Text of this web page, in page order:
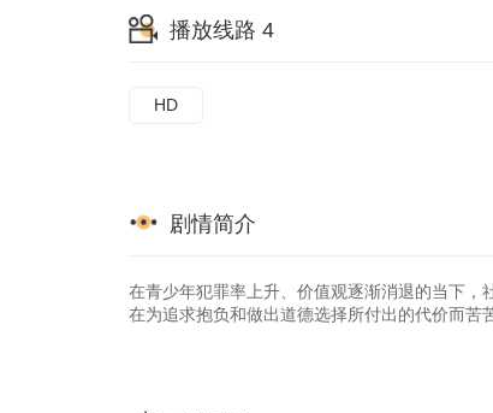
播放线路 4
HD
剧情简介
在青少年犯罪率上升、价值观逐渐消退的当下
在为追求抱负和做出道德选择所付出的代价而苦